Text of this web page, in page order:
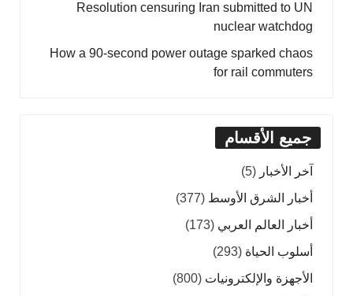
Resolution censuring Iran submitted to UN
nuclear watchdog
How a 90-second power outage sparked chaos
for rail commuters
جميع الأقسام
آخر الأخبار (5)
أخبار الشرق الأوسط (377)
أخبار العالم العربي (173)
أسلوب الحياة (293)
الأجهزة والإلكترونيات (800)